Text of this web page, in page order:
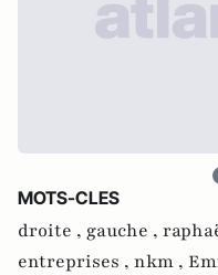
MOTS-CLES
droite , gauche ,
entreprises , nkm ,